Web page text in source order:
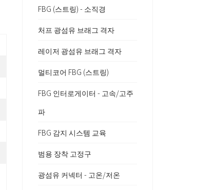
FBG (스트링) - 소직경
처프 광섬유 브래그 격자
레이저 광섬유 브래그 격자
멀티코어 FBG (스트링)
FBG 인터로게이터 - 고속/고주
파
FBG 감지 시스템 교육
범용 장착 고정구
광섬유 커넥터 - 고온/저온